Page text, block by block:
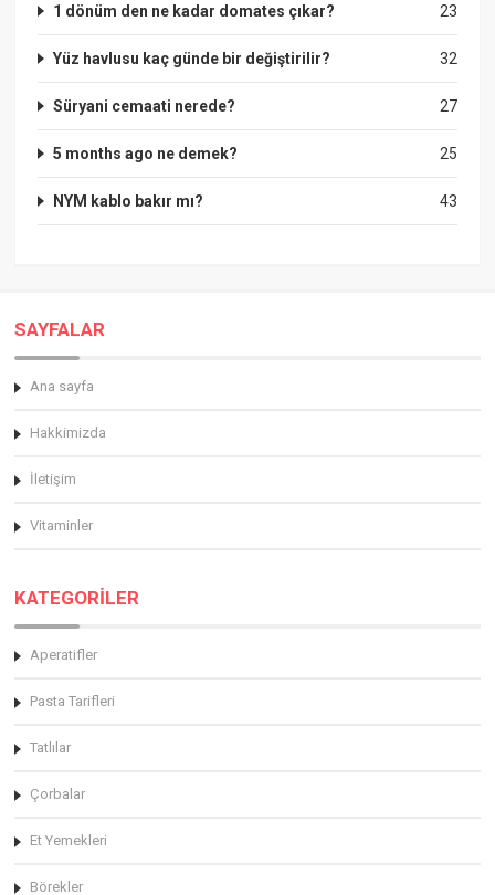
23
1 dönüm den ne kadar domates çıkar?
32
Yüz havlusu kaç günde bir değiştirilir?
27
Süryani cemaati nerede?
25
5 months ago ne demek?
43
NYM kablo bakır mı?
SAYFALAR
Ana sayfa
Hakkimizda
İletişim
Vitaminler
KATEGORİLER
Aperatifler
Pasta Tarifleri
Tatlılar
Çorbalar
Et Yemekleri
Börekler